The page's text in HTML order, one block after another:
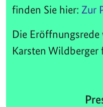
finden Sie hier: Zur
Die
Karsten Wildberger